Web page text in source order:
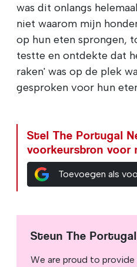
was dit onlangs
niet waarom mijn
op hun eten sprongen,
testte en ontdekte dat
raken' was op de plek
gesproken voor hun
Stel The Portugal
voorkeursbron voor
Toevoegen als
Steun The
We are proud to provide